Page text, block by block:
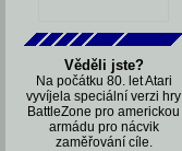
Věděli jste?
Na počátku 80. let Atari
vyvíjela speciální verzi hry
BattleZone pro americkou
armádu pro nácvik
zaměřování cíle.